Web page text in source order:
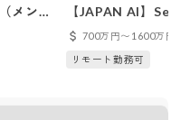
メン
【JAPAN AI】
Manager (PdM)
700万円〜1600万円
リモート勤務可